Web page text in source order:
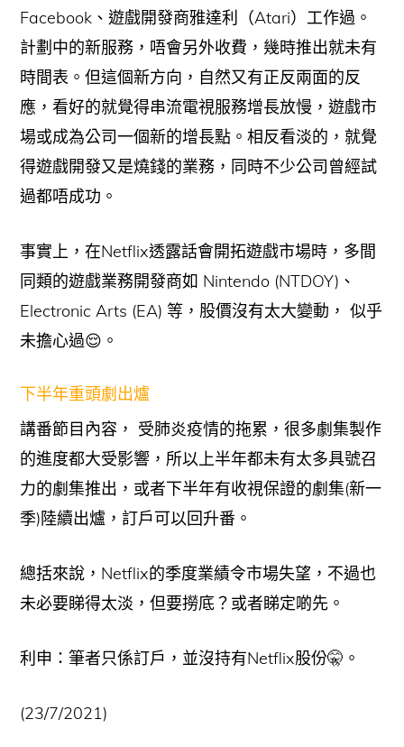
Facebook、遊戲開發商雅達利（Atari）工作過。
計劃中的新服務，唔會另外收費，幾時推出就未有
時間表。但這個新方向，自然又有正反兩面的反
應，看好的就覺得串流電視服務增長放慢，遊戲市
場或成為公司一個新的增長點。相反看淡的，就覺
得遊戲開發又是燒錢的業務，同時不少公司曾經試
過都唔成功。
事實上，在Netflix透露話會開拓遊戲市場時，多間
同類的遊戲業務開發商如 Nintendo (NTDOY)、
Electronic Arts (EA) 等，股價沒有太大變動， 似乎
未擔心過😌。
下半年重頭劇出爐
講番節目內容， 受肺炎疫情的拖累，很多劇集製作
的進度都大受影響，所以上半年都未有太多具號召
力的劇集推出，或者下半年有收視保證的劇集(新一
季)陸續出爐，訂戶可以回升番。
總括來說，Netflix的季度業績令市場失望，不過也
未必要睇得太淡，但要撈底？或者睇定啲先。
利申：筆者只係訂戶，並沒持有Netflix股份🤫。
(23/7/2021)